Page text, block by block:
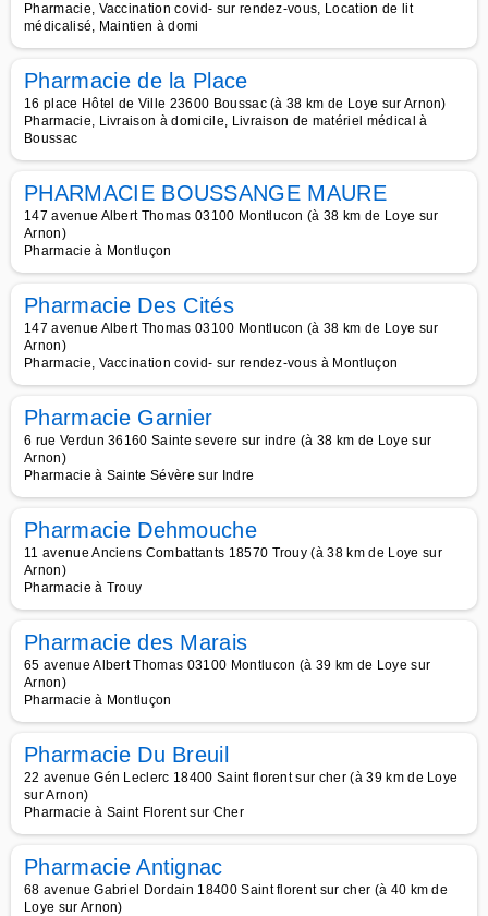
Pharmacie, Vaccination covid- sur rendez-vous, Location de lit
médicalisé, Maintien à domi
Pharmacie de la Place
16 place Hôtel de Ville 23600 Boussac (à 38 km de Loye sur Arnon)
Pharmacie, Livraison à domicile, Livraison de matériel médical à
Boussac
PHARMACIE BOUSSANGE MAURE
147 avenue Albert Thomas 03100 Montlucon (à 38 km de Loye sur
Arnon)
Pharmacie à Montluçon
Pharmacie Des Cités
147 avenue Albert Thomas 03100 Montlucon (à 38 km de Loye sur
Arnon)
Pharmacie, Vaccination covid- sur rendez-vous à Montluçon
Pharmacie Garnier
6 rue Verdun 36160 Sainte severe sur indre (à 38 km de Loye sur
Arnon)
Pharmacie à Sainte Sévère sur Indre
Pharmacie Dehmouche
11 avenue Anciens Combattants 18570 Trouy (à 38 km de Loye sur
Arnon)
Pharmacie à Trouy
Pharmacie des Marais
65 avenue Albert Thomas 03100 Montlucon (à 39 km de Loye sur
Arnon)
Pharmacie à Montluçon
Pharmacie Du Breuil
22 avenue Gén Leclerc 18400 Saint florent sur cher (à 39 km de Loye
sur Arnon)
Pharmacie à Saint Florent sur Cher
Pharmacie Antignac
68 avenue Gabriel Dordain 18400 Saint florent sur cher (à 40 km de
Loye sur Arnon)